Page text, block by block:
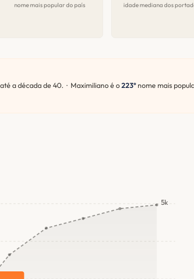
nome mais popular do país idade mediana dos
a década de 40. · Maximiliano é o223º nome mais
5k